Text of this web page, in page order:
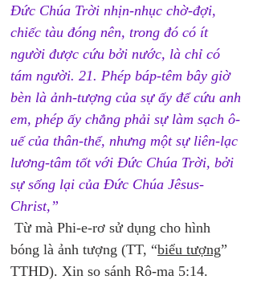
Đức Chúa Trời nhịn-nhục chờ-đợi,
chiếc tàu đóng nên, trong đó có ít
người được cứu bởi nước, là chỉ có
tám người. 21. Phép báp-têm bây giờ
bèn là ảnh-tượng của sự ấy để cứu anh
em, phép ấy chẳng phải sự làm sạch ô-
uế của thân-thể, nhưng một sự liên-lạc
lương-tâm tốt với Đức Chúa Trời, bởi
sự sống lại của Đức Chúa Jêsus-
Christ,”
Từ mà Phi-e-rơ sử dụng cho hình
bóng là ảnh tượng (TT, “biểu tượng”
TTHD). Xin so sánh Rô-ma 5:14.